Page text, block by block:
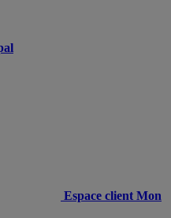
Espace client Mon